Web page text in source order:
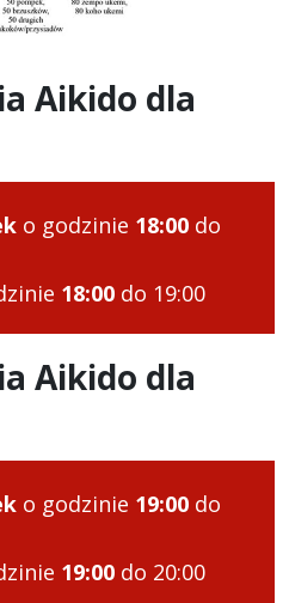
Aikido dla
o godzinie 18:00 do
18:00 do 19:00
Aikido dla
o godzinie 19:00 do
19:00 do 20:00